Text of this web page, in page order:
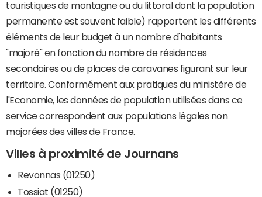
touristiques de montagne ou du littoral dont la population
permanente est souvent faible) rapportent les différents
éléments de leur budget à un nombre d'habitants
"majoré" en fonction du nombre de résidences
secondaires ou de places de caravanes figurant sur leur
territoire. Conformément aux pratiques du ministère de
l'Economie, les données de population utilisées dans ce
service correspondent aux populations légales non
majorées des villes de France.
Villes à proximité de Journans
Revonnas (01250)
Tossiat (01250)